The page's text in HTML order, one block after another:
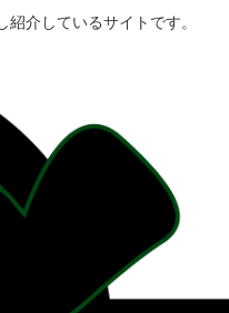
介しているサイトです。